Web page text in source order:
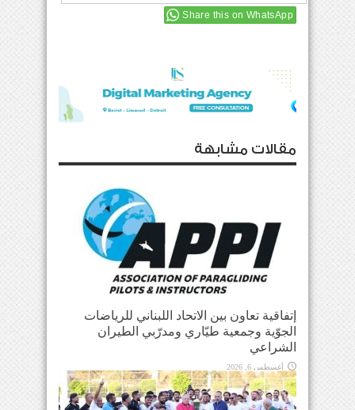
Share this on WhatsApp
مقالات مشابهة
إتفاقية تعاون بين الاتحاد اللبناني للرياضات
الجوّية وجمعية طيّاري ومدرّبي الطيران
الشراعي
أغسطس 6, 2026